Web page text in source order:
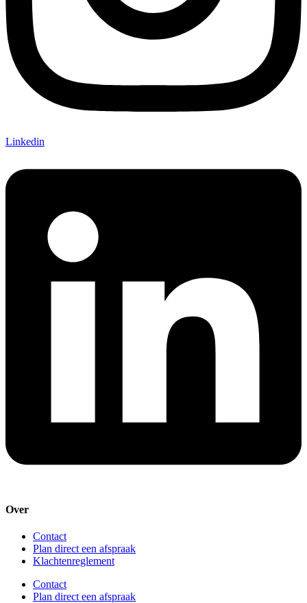
Linkedin
Over
Contact
Plan direct een afspraak
Klachtenreglement
Contact
Plan direct een afspraak